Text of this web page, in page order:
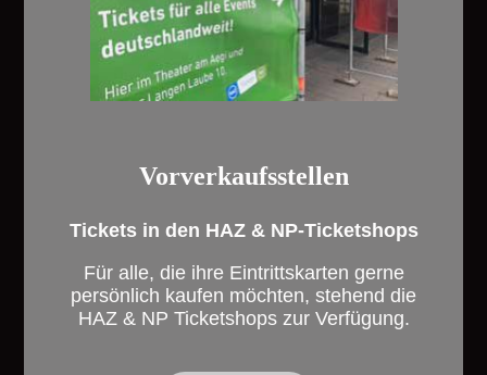
Vorverkaufsstellen
Tickets in den HAZ & NP-Ticketshops
Für alle, die ihre Eintrittskarten gerne
persönlich kaufen möchten, stehend die
HAZ & NP Ticketshops zur Verfügung.